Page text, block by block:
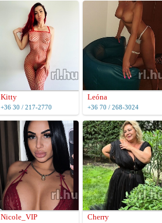
Kitty
+36 30 / 217-2770
Leóna
+36 70 / 268-3024
Nicole_VIP Cherry